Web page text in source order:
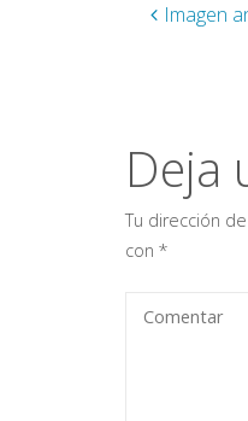
Imagen
Deja
Tu dirección
con *